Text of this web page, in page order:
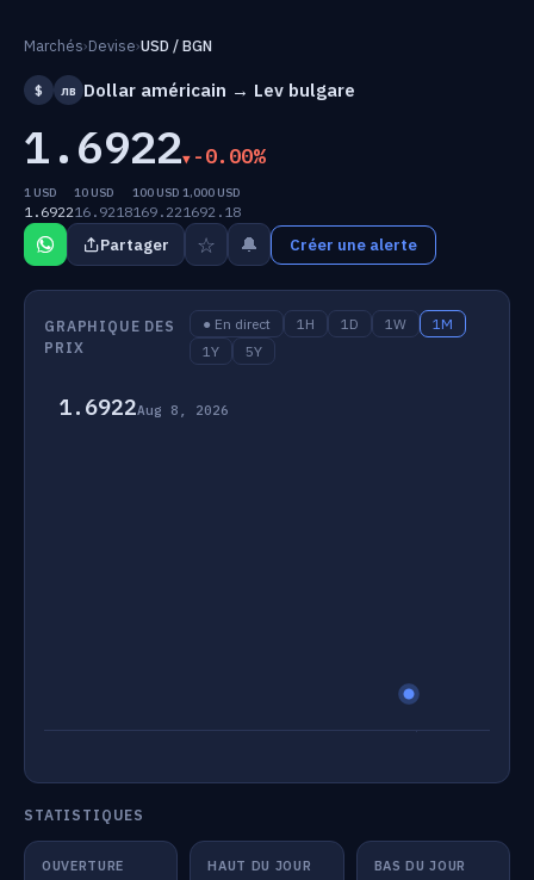
Marchés›Devise›USD / BGN
$ лв Dollar américain → Lev bulgare
1.6922 -0.00%
1 USD
1.6922
10 USD
16.9218
100 USD
169.22
1,000 USD
1692.18
Partager ☆ 🔔 Créer une alerte
GRAPHIQUE DES
PRIX
● En direct 1H 1D 1W
1M
1Y
5Y
1.6922Aug 8, 2026
STATISTIQUES
OUVERTURE HAUT DU JOUR BAS DU JOUR